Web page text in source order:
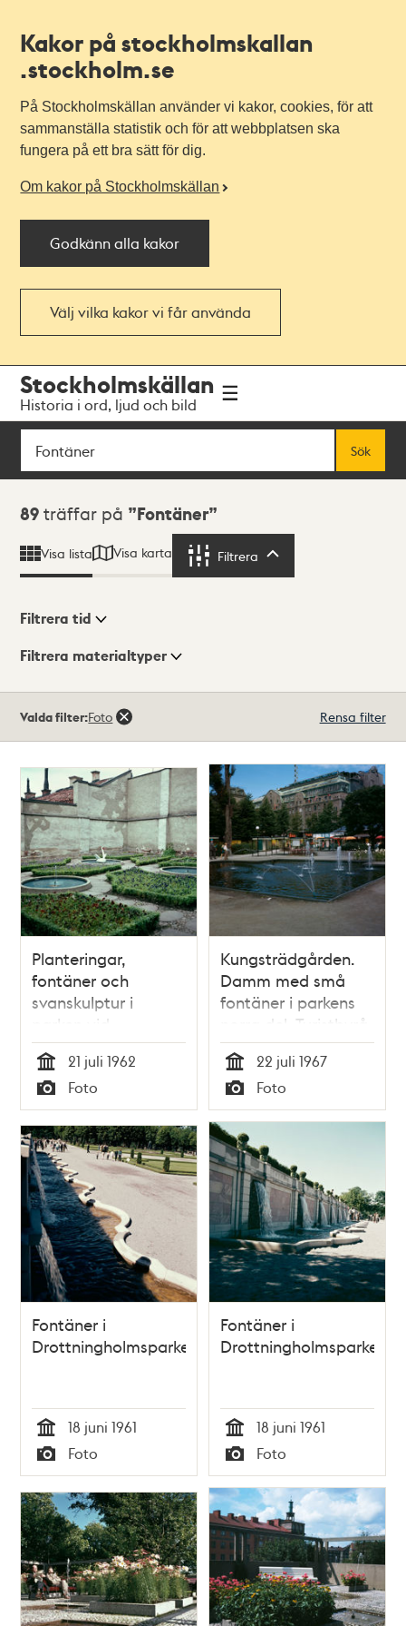
Kakor på stockholmskallan
.stockholm.se
På Stockholmskällan använder vi kakor, cookies, för att
sammanställa statistik och för att webbplatsen ska
fungera på ett bra sätt för dig.
Om kakor på Stockholmskällan
Godkänn alla kakor
Välj vilka kakor vi får använda
navigationen
huvudinnehållet
Stockholmskällan
Historia i ord, ljud och bild
Sök
Sök
Sökresultat
89 träffar på Fontäner
Visa lista Visa karta Filtrera
Visningsläge
Filtrera tid
Filtrera materialtyper
träffar
Valda filter:Foto Rensa filter
Planteringar,
fontäner och
svanskulptur i
parken vid
Glasbruksklippan,
nuvarande
Glasbrukstäppan
Tid
21 juli 1962
Typ
Foto
Kungsträdgården.
Damm med små
fontäner i parkens
norra del. Turistbyrå
i kv. Sju Sekel. Vy
mot Nordiska
Kompaniet
Tid
22 juli 1967
Typ
Foto
Fontäner i
Drottningholmsparken
Tid
18 juni 1961
Typ
Foto
Fontäner i
Drottningholmsparken
Tid
18 juni 1961
Typ
Foto